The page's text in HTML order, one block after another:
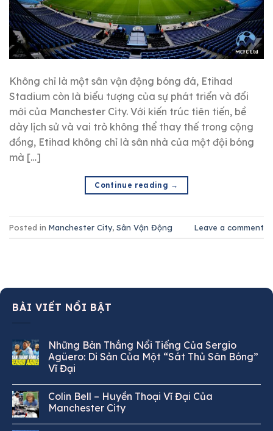
Không chỉ là một sân vận động bóng đá, Etihad
Stadium còn là biểu tượng của sự phát triển và đổi
mới của Manchester City. Với kiến trúc tiên tiến, bề
dày lịch sử và vai trò không thể thay thế trong cộng
đồng, Etihad không chỉ là sân nhà của một đội bóng
mà […]
Continue reading →
Posted in Manchester City, Sân Vận Động Leave a comment
BÀI VIẾT NỔI BẬT
Những Bàn Thắng Nổi Tiếng Của Sergio
Agüero: Di Sản Của Một “Sát Thủ Sân Bóng”
Vĩ Đại
Colin Bell – Huyền Thoại Vĩ Đại Của
Manchester City